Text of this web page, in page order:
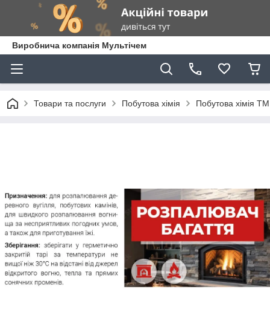
Виробнича компанія Мультічем
Товари та послуги Побутова хімія Побутова хімія